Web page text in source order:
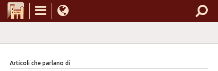
Articoli che parlano di